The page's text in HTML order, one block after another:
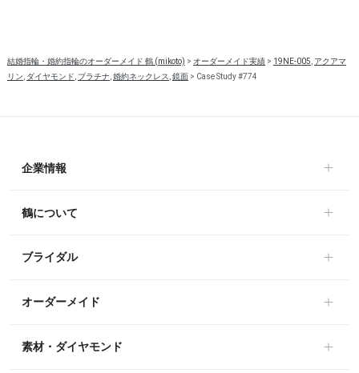
結婚指輪・婚約指輪のオーダーメイド 鶴 (mikoto) > オーダーメイド実績> 19NE-005, アクアマ
リン, ダイヤモンド, プラチナ,婚約ネックレス,鏡面 > Case Study #774
企業情報
鶴について
ブライダル
オーダーメイド
素材・ダイヤモンド